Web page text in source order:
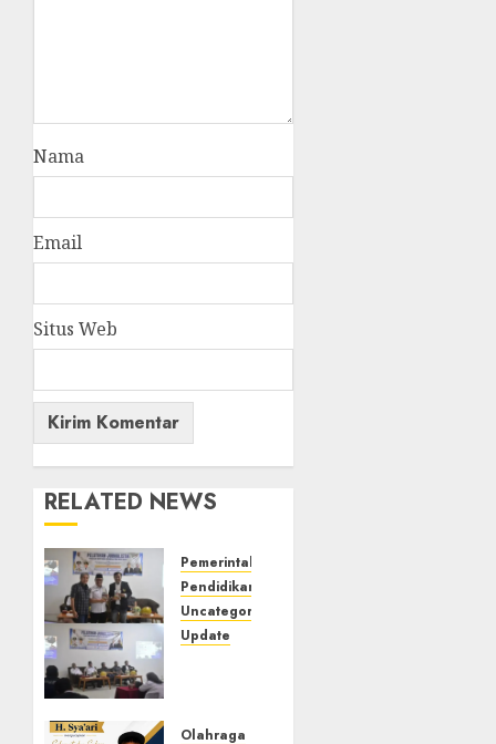
Nama
Email
Situs Web
RELATED NEWS
Pemerintahan
Pendidikan
Uncategorized
Update
Kegiatan
Olahraga